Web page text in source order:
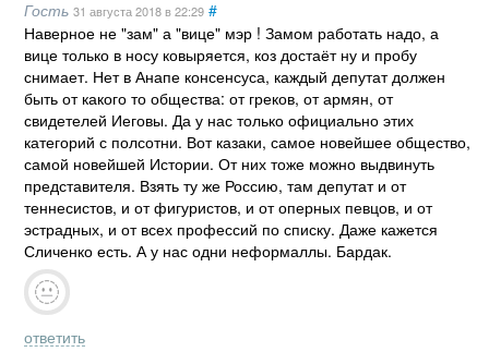
Гость 31 августа 2018в 22:29 #
Наверное не "зам" а "вице" мэр ! Замом работать надо, а
вице только в носу ковыряется, коз достаёт ну и пробу
снимает. Нет в Анапе консенсуса, каждый депутат должен
быть от какого то общества: от греков, от армян, от
свидетелей Иеговы. Да у нас только официально этих
категорий с полсотни. Вот казаки, самое новейшее общество,
самой новейшей Истории. От них тоже можно выдвинуть
представителя. Взять ту же Россию, там депутат и от
теннесистов, и от фигуристов, и от оперных певцов, и от
эстрадных, и от всех профессий по списку. Даже кажется
Сличенко есть. А у нас одни неформаллы. Бардак.
ответить